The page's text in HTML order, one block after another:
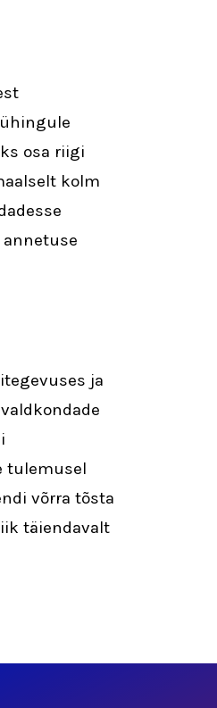
osa riigi
kolm
ja
tulemusel
võrra tõsta
täiendavalt